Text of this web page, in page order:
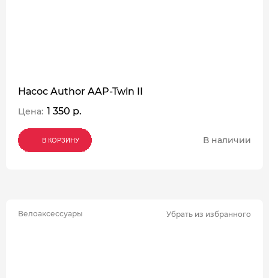
Насос Author AAP-Twin II
Цена: 1 350 р.
В КОРЗИНУ
В КОРЗИНУ
В КОРЗИНУ В наличии
Велоаксессуары Убрать из избранного